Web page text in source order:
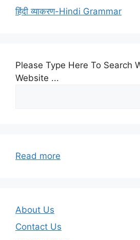
हिंदी व्याकरण-Hindi Grammar
Please Type Here To Search
Website ...
Read more
About Us
Contact Us